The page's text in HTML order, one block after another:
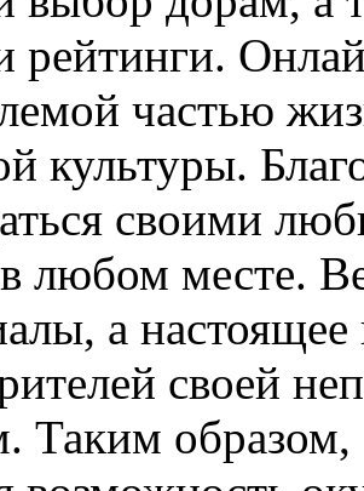
рейтинги.
частью
культуры.
своими
любом месте.
а настоящее
своей
Таким